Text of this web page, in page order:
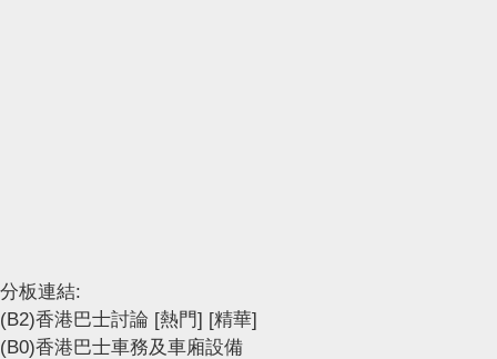
分板連結:
(B2)香港巴士討論 [熱門] [精華]
(B0)香港巴士車務及車廂設備